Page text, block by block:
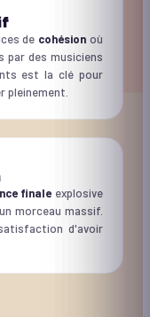
de cohésionoù
par des musiciens
est la clé pour
pleinement.
finale explosive
morceau massif.
d'avoir